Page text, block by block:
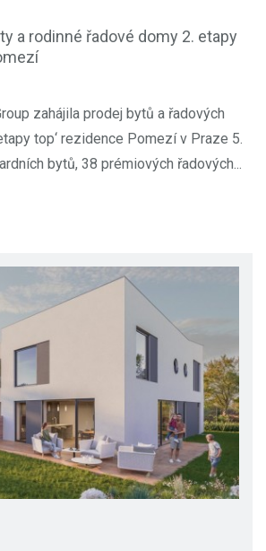
a rodinné řadové domy 2. etapy
zahájila prodej bytů a řadových
top‘ rezidence Pomezí v Praze 5.
bytů, 38 prémiových řadových...